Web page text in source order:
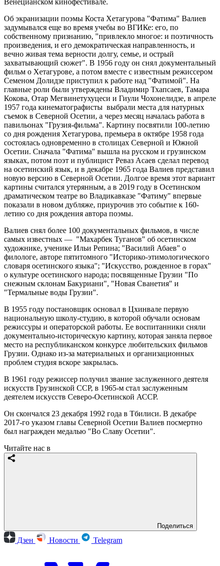
Об экранизации поэмы Коста Хетагурова "Фатима" Валиев
задумывался еще во время учебы во ВГИКе: его, по
собственному признанию, "привлекло многое: и поэтичность
произведения, и его демократическая направленность, и
вечно живая тема верности долгу, семье, и острый
захватывающий сюжет". В 1956 году он снял документальный
фильм о Хетагурове, а потом вместе с известным режиссером
Семеном Долидзе приступил к работе над "Фатимой". На
главные роли были утверждены Владимир Тхапсаев, Тамара
Кокова, Отар Мегвинетухуцеси и Гиули Чохонелидзе, в апреле
1957 года кинематографисты выбрали места для натурных
съемок в Северной Осетии, а через месяц началась работа в
павильонах "Грузия-фильма". Картину посвятили 100-летию
со дня рождения Хетагурова, премьера в октябре 1958 года
состоялась одновременно в столицах Северной и Южной
Осетии. Сначала "Фатима" вышла на русском и грузинском
языках, потом поэт и публицист Реваз Асаев сделал перевод
на осетинский язык, и в декабре 1965 года Валиев представил
новую версию в Северной Осетии. Долгое время этот вариант
картины считался утерянным, а в 2019 году в Осетинском
драматическом театре во Владикавказе "Фатиму" впервые
показали в новом дубляже, приурочив это событие к 160-
летию со дня рождения автора поэмы.
Валиев снял более 100 документальных фильмов, в числе
самых известных — "Махарбек Туганов" об осетинском
художнике, ученике Ильи Репина; "Василий Абаев" о
филологе, авторе пятитомного "Историко-этимологического
словаря осетинского языка"; "Искусство, рожденное в горах"
о культуре осетинского народа; посвященные Грузии "По
снежным склонам Бакуриани", "Новая Сванетия" и
"Термальные воды Грузии".
В 1955 году постановщик основал в Цхинвале первую
национальную школу-студию, в которой обучали основам
режиссуры и операторской работы. Ее воспитанники сняли
документально-историческую картину, которая заняла первое
место на республиканском конкурсе любительских фильмов
Грузии. Однако из-за материальных и организационных
проблем студия вскоре закрылась.
В 1961 году режиссер получил звание заслуженного деятеля
искусств Грузинской ССР, в 1965-м стал заслуженным
деятелем искусств Северо-Осетинской АССР.
Он скончался 23 декабря 1992 года в Тбилиси. В декабре
2017-го указом главы Северной Осетии Валиев посмертно
был награжден медалью "Во Славу Осетии".
Читайте нас в
Поделиться
Дзен Новости Telegram